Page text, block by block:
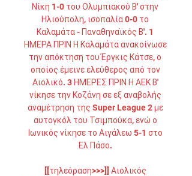
Νίκη 1-0 του Ολυμπιακού Β' στην
Ηλιούπολη, ισοπαλία 0-0 το
Καλαμάτα - Παναθηναϊκός Β'. 1
ΗΜΕΡΑ ΠΡΙΝ Η Καλαμάτα ανακοίνωσε
την απόκτηση του Έργκις Κάτσε, ο
οποίος έμεινε ελεύθερος από τον
Αιολικό. 3 ΗΜΕΡΕΣ ΠΡΙΝ Η ΑΕΚ Β'
νίκησε την Κοζάνη σε εξ αναβολής
αναμέτρηση της Super League 2 με
αυτογκόλ του Τσιμπούκα, ενώ ο
Ιωνικός νίκησε το Αιγάλεω 5-1 στο
Ελ Πάσο.
[[τηλεόραση>>>]] Αιολικός